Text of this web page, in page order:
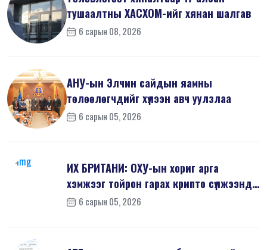
тушаалтны ХАСХОМ-ийг хянан шалгав
6 сарын 08, 2026
АНУ-ын Элчин сайдын яамны
төлөөлөгчдийг хүлээн авч уулзлаа
6 сарын 05, 2026
ИХ БРИТАНИ: ОХУ-ын хориг арга
хэмжээг тойрон гарах крипто сүлжээнд
хор...6 сарын 05, 2026